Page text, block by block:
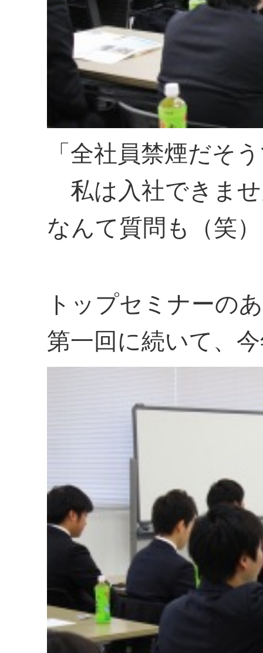
「全社員禁煙だそ
私は入社できま
なんて質問も（笑）
トップセミナーの
第一回に続いて、